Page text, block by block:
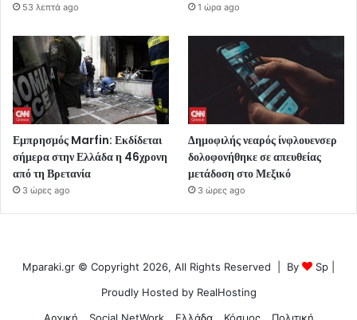
53 λεπτά ago 1 ώρα ago
Εμπρησμός Marfin: Εκδίδεται
σήμερα στην Ελλάδα η 46χρονη
από τη Βρετανία
3 ώρες ago
Δημοφιλής νεαρός ίνφλουενσερ
δολοφονήθηκε σε απευθείας
μετάδοση στο Μεξικό
3 ώρες ago
Mparaki.gr © Copyright 2026, All Rights Reserved | By Sp
Proudly Hosted by RealHosting
Αρχική
Social NetWork Ελλάδα Κόσμος Πολιτική